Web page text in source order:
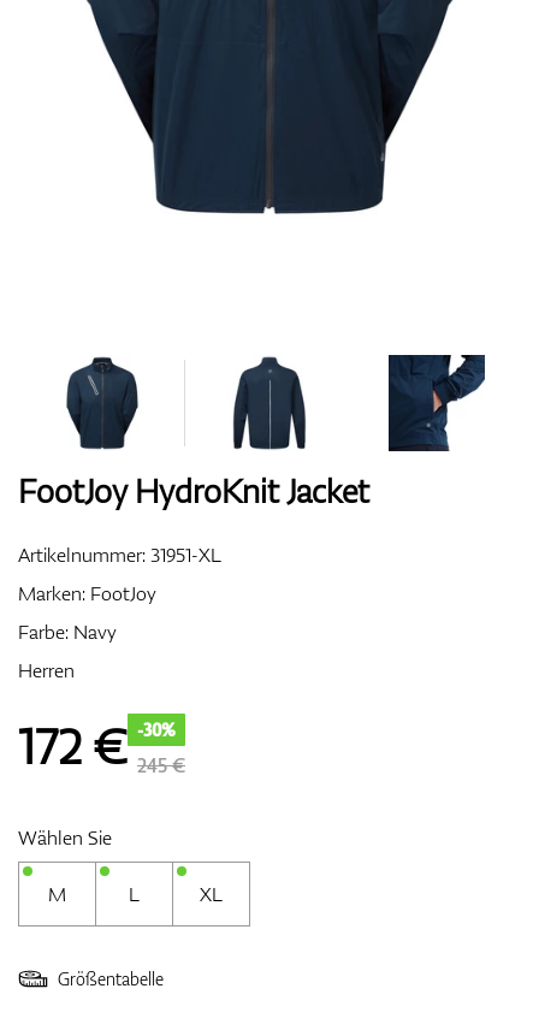
Handschuhe
Entfernungsmesser & GPS
FootJoy HydroKnit Jacket
Artikelnummer:31951-XL
Marken: FootJoy
Farbe: Navy
Herren
172€ -30%
245 €
Wählen Sie
M L XL
Größentabelle